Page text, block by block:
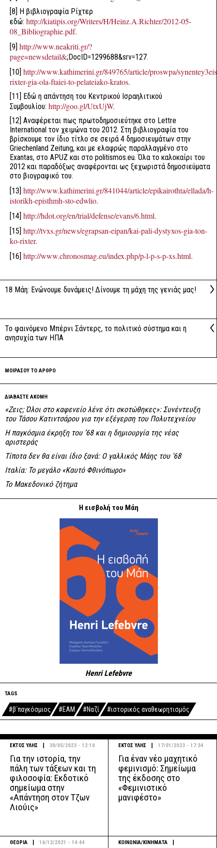
[8] Η βιβλιογραφία Ρίχτερ
εδώ: http://kiatipis.org/Writers/H/Heinz.A.Richter/2012-05-
08_Bibliographie.pdf.
[9] http://www.neakriti.gr/?
page=newsdetail&;DocID=1299688&srv=127.
[10] http://www.kathimerini.gr/849765/article/proswpa/
rixter-gia-ola-ftaiei-to-pelateiako-kratos.
[11] Εδώ η απάντηση του Κεντρικού Ισραηλιτικού
Συμβουλίου: http://goo.gl/UtxUjW.
[12] Αναφέρεται πως πρωτοδημοσιεύτηκε στο Lettre
International τον χειμώνα του 2012. Στη βιβλιογραφία του
βρίσκουμε τον ίδιο τίτλο σε σειρά 4 δημοσιευμάτων στην
Griechenland Zeitung, και με ελαφρώς παραλλαγμένο στο
Exantas, στο APUZ και στο politismos.eu. Όλα το καλοκαίρι του
2012 και παραδόξως αναφέρονται ως ξεχωριστά δημοσιεύματα
στο βιογραφικό του.
[13] http://www.kathimerini.gr/841044/article/epikairothta/ellada/h-
istorikh-episthmh-sto-edwlio.
[14] http://hdot.org/en/trial/defense/evans/6.html.
[15] http://tvxs.gr/news/egrapsan-eipan/kai-pali-dystyxos-gia-ton-
ko-rixter.
[16] http://www.chronosmag.eu/index.php/p-l-p-s-p-xs.html.
18 Μάη: Ενώνουμε δυνάμεις! Δίνουμε τη μάχη της γενιάς μας!
Το φαινόμενο Μπέρνι Σάντερς, το πολιτικό σύστημα και η
ανησυχία των ΗΠΑ
ΜΟΙΡΑΣΟΥ ΤΟ ΑΡΘΡΟ
ΔΙΑΒΑΣΤΕ ΑΚΟΜΗ
«Ζεις; Όλοι στο καφενείο λένε ότι σκοτώθηκες»: Συνέντευξη
του Τάσου Κατιντσάρου για την εξέγερση του Πολυτεχνείου
Η παγκόσμια έκρηξη του ’68 και η δημιουργία της νέας
αριστεράς
Τίποτα δεν θα είναι ίδιο ξανά: Ο γαλλικός Μάης του ’68
Ιταλία: Το μεγάλο «Καυτό Φθινόπωρο»
Το Μακεδονικό ζήτημα
Η εισβολή του Μάη
Henri Lefebvre
TAGS
#β΄παγκόσμιος #ΕΑΜ #Ναζί #ιστορικός αναθεωρητισμός
ΕΚΤΟΣ ΥΛΗΣ 30/05/2023 - 12:10
Για την ιστορία, την
πάλη των τάξεων και τη
φιλοσοφία: Εκδοτικό
σημείωμα στην
«Απάντηση στον Τζων
Λιούις»
ΕΚΤΟΣ ΥΛΗΣ 17/01/2023 - 17:34
Για έναν νέο μαχητικό
φεμινισμό: Σημείωμα
της έκδοσης στο
«Φεμινιστικό
μανιφέστο»
ΘΕΩΡΙΑ 16/12/2021 - 14:44 ΚΟΙΝΩΝΙΑ/ΚΙΝΗΜΑΤΑ